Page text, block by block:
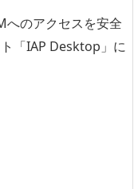
のアクセスを安全
「IAP Desktop」に